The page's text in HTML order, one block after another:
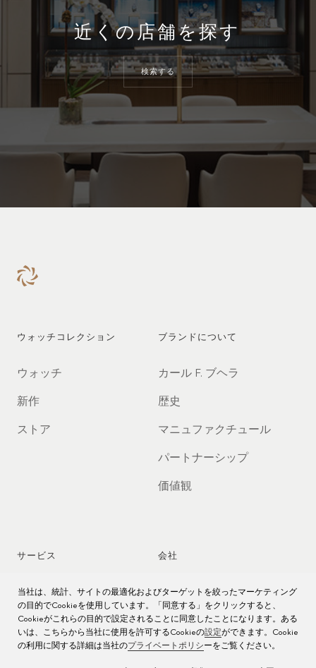
近くの店舗を探す
検索する
ウォッチコレクション
ウォッチ
新作
ストア
ブランドについて
カール F. ブヘラ
歴史
マニュファクチュール
パートナーシップ
価値観
サービス
時計アフターサービス
時計のお手入れ
取扱説明書
会社
ジョブズ
プレス
お問い合わせ先
当社は、統計、サイトの最適化およびターゲットを絞ったマーケティング
の目的でCookieを使用しています。「同意する」をクリックすると、
Cookieがこれらの目的で設定されることに同意したことになります。ある
いは、こちらから当社に使用を許可するCookieの設定ができます。Cookie
の利用に関する詳細は当社のプライベートポリシーをご覧ください。